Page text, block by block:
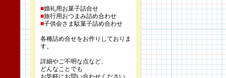
■婚礼用お菓子詰合せ
■旅行用おつまみ詰め合わせ
■子供会さま駄菓子詰め合わせ
各種詰め合せをお作りしておりま
す。
詳細やご不明な点など、
どんなことでも
お気軽にお問い合わせください。